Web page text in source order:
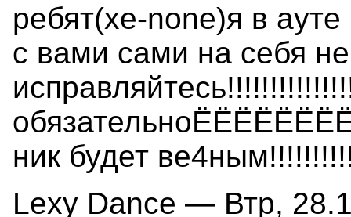
ребят(xe-none)я в
с вами сами на себя
ник будет
Lexy Dance — Втр,